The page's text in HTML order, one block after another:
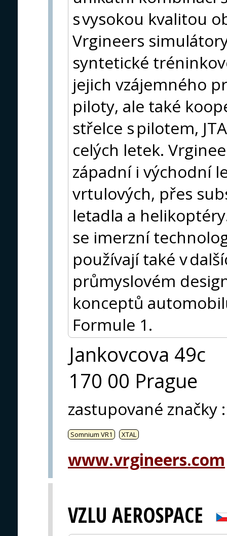
s vysokou kvalitou
Vrgineers
syntetické
jejich vzájemného
piloty, ale také
střelce s pilotem,
celých letek.
západní i východní
vrtulových, přes
letadla a
se imerzní
používají také v
průmyslovém
konceptů
Formule 1.
Jankovcova 49c
170 00 Prague
zastupované značky :
Somnium VR1 XTAL
www.vrgineers.com
VZLU AEROSPACE